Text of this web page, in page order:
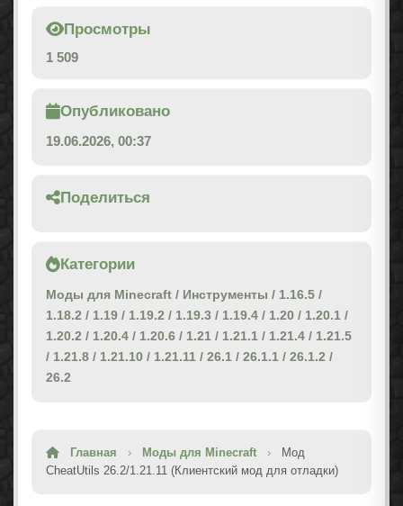
Просмотры
1 509
Опубликовано
19.06.2026, 00:37
Поделиться
Категории
Моды для Minecraft / Инструменты / 1.16.5 /
1.18.2 / 1.19 / 1.19.2 / 1.19.3 / 1.19.4 / 1.20 / 1.20.1 /
1.20.2 / 1.20.4 / 1.20.6 / 1.21 / 1.21.1 / 1.21.4 / 1.21.5
/ 1.21.8 / 1.21.10 / 1.21.11 / 26.1 / 26.1.1 / 26.1.2 /
26.2
Главная › Моды для Minecraft ›
Мод
CheatUtils 26.2/1.21.11 (Клиентский мод для отладки)